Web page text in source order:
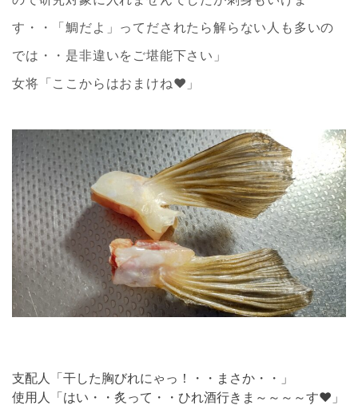
す・・「鯛だよ」ってだされたら解らない人も多いの
では・・是非違いをご堪能下さい」
女将「ここからはおまけね❤」
支配人「干した胸びれにゃっ！・・まさか・・」
使用人「はい・・炙って・・ひれ酒行きま～～～～す❤」